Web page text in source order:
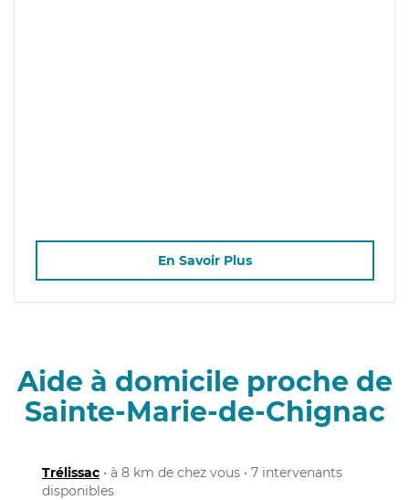
En Savoir Plus
Aide à domicile proche de
Sainte-Marie-de-Chignac
Trélissac • à 8 km de chez vous • 7 intervenants
disponibles